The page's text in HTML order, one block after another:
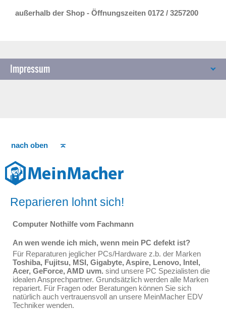
außerhalb der Shop - Öffnungszeiten 0172 / 3257200
Impressum
nach oben
Reparieren lohnt sich!
Computer Nothilfe vom Fachmann
An wen wende ich mich, wenn mein PC defekt ist?
Für Reparaturen jeglicher PCs/Hardware z.b. der Marken
Toshiba, Fujitsu, MSI, Gigabyte, Aspire, Lenovo, Intel,
Acer, GeForce, AMD uvm. sind unsere PC Spezialisten die
idealen Ansprechpartner. Grundsätzlich werden alle Marken
repariert. Für Fragen oder Beratungen können Sie sich
natürlich auch vertrauensvoll an unsere MeinMacher EDV
Techniker wenden.